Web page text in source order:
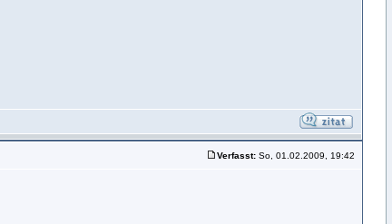
Verfasst: So, 01.02.2009, 19:42